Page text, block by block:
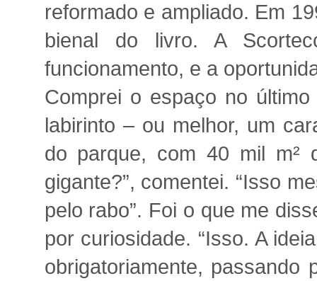
reformado e ampliado. Em
bienal do livro. A
funcionamento, e a
Comprei o espaço no
labirinto – ou melhor, um
do parque, com 40 mil m²
gigante?”, comentei. “Isso
pelo rabo”. Foi o que me
por curiosidade. “Isso. A
obrigatoriamente,